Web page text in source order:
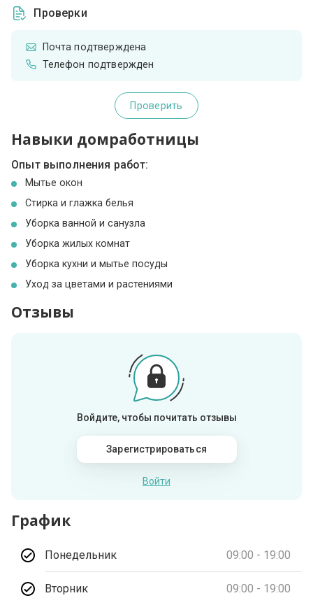
Проверки
Почта подтверждена
Телефон подтвержден
Проверить
Навыки домработницы
Опыт выполнения работ:
Мытье окон
Стирка и глажка белья
Уборка ванной и санузла
Уборка жилых комнат
Уборка кухни и мытье посуды
Уход за цветами и растениями
Отзывы
Войдите, чтобы почитать отзывы
Зарегистрироваться
Войти
График
Понедельник 09:00 - 19:00
Вторник 09:00 - 19:00